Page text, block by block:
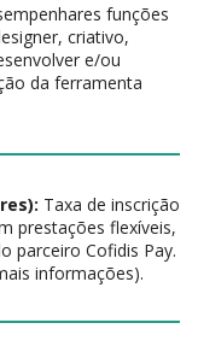
funções
criativo,
e/ou
da ferramenta
Taxa de inscrição
prestações flexíveis,
parceiro Cofidis Pay.
informações).